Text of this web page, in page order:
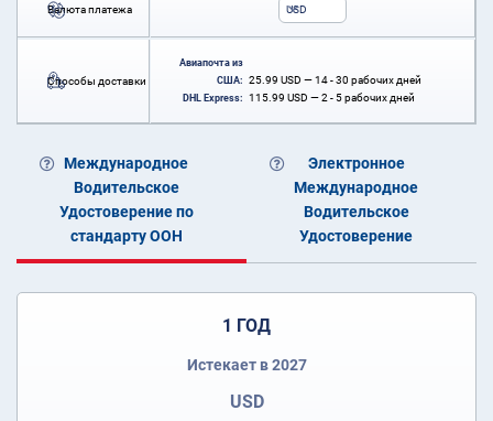
Валюта платежа USD
Способы доставки
Авиапочта из
США: 25.99 USD — 14 - 30 рабочих дней
DHL Express: 115.99 USD — 2 - 5 рабочих дней
Международное
Водительское
Удостоверение по
стандарту ООН
Электронное
Международное
Водительское
Удостоверение
1 ГОД
Истекает в 2027
USD